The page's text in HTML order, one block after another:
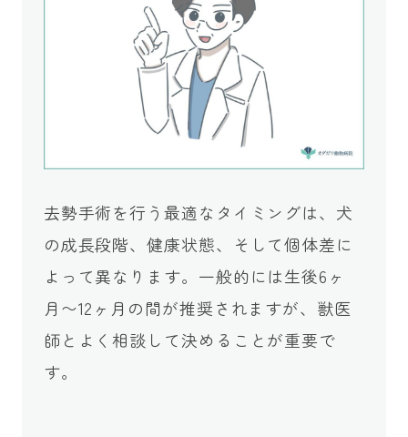
去勢手術を行う最適なタイミングは、犬
の成長段階、健康状態、そして個体差に
よって異なります。一般的には生後6ヶ
月〜12ヶ月の間が推奨されますが、獣医
師とよく相談して決めることが重要で
す。